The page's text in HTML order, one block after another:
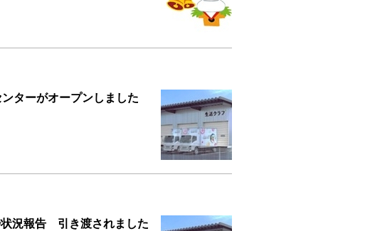
ターがオープンしました
況報告 引き渡されました